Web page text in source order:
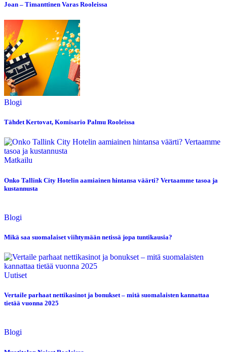
Joan – Timanttinen Varas Rooleissa
Blogi
Tähdet Kertovat, Komisario Palmu Rooleissa
Matkailu
Onko Tallink City Hotelin aamiainen hintansa väärti? Vertaamme tasoa ja
kustannusta
Blogi
Mikä saa suomalaiset viihtymään netissä jopa tuntikausia?
Uutiset
Vertaile parhaat nettikasinot ja bonukset – mitä suomalaisten kannattaa
tietää vuonna 2025
Blogi